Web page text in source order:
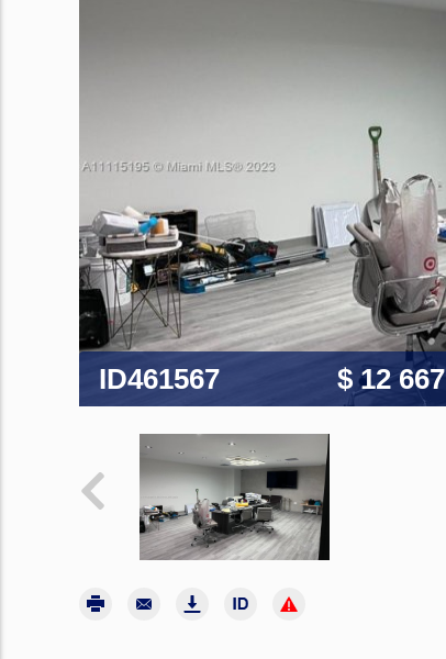
ID461567 $ 12 667